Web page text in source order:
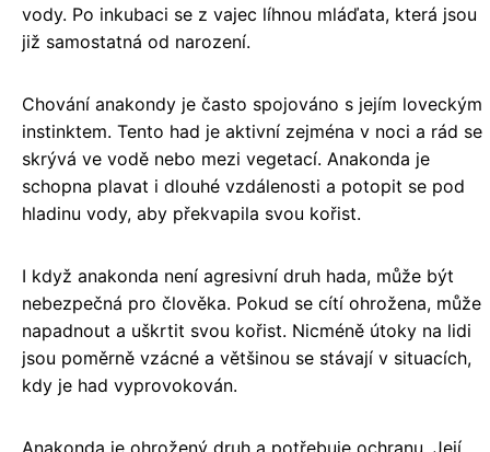
vody. Po inkubaci se z vajec líhnou mláďata, která jsou
již samostatná od narození.
Chování anakondy je často spojováno s jejím loveckým
instinktem. Tento had je aktivní zejména v noci a rád se
skrývá ve vodě nebo mezi vegetací. Anakonda je
schopna plavat i dlouhé vzdálenosti a potopit se pod
hladinu vody, aby překvapila svou kořist.
I když anakonda není agresivní druh hada, může být
nebezpečná pro člověka. Pokud se cítí ohrožena, může
napadnout a uškrtit svou kořist. Nicméně útoky na lidi
jsou poměrně vzácné a většinou se stávají v situacích,
kdy je had vyprovokován.